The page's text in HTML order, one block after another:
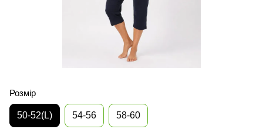
Розмір
50-52(L) 54-56 58-60